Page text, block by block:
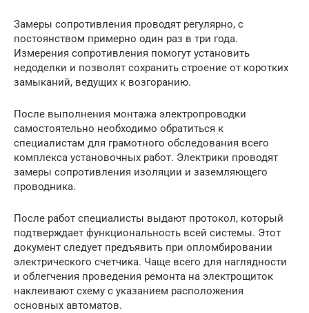
Замеры сопротивления проводят регулярно, с
постоянством примерно один раз в три года.
Измерения сопротивления помогут установить
недоделки и позволят сохранить строение от коротких
замыканий, ведущих к возгоранию.
После выполнения монтажа электропроводки
самостоятельно необходимо обратиться к
специалистам для грамотного обследования всего
комплекса установочных работ. Электрики проводят
замеры сопротивления изоляции и заземляющего
проводника.
После работ специалисты выдают протокол, который
подтверждает функциональность всей системы. Этот
документ следует предъявить при опломбировании
электрического счетчика. Чаще всего для наглядности
и облегчения проведения ремонта на электрощиток
наклеивают схему с указанием расположения
основных автоматов.